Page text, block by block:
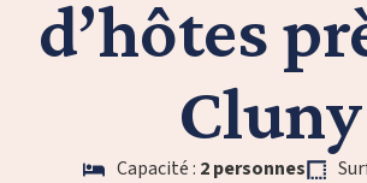
d’hôtes
Cluny
Capacité : 2 personnes